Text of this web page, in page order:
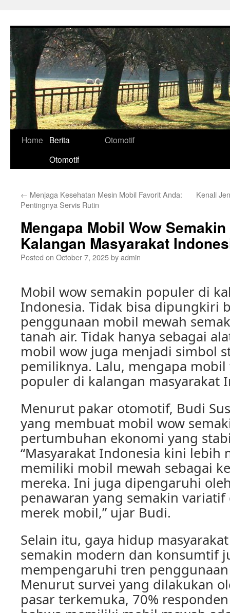
Home
Berita
Otomotif
Otomotif
← Menjaga Kesehatan Mesin Mobil Favorit Anda:
Pentingnya Servis Rutin
Kenali
Mengapa Mobil Wow
Kalangan Masyarakat
Posted on October 7, 2025byadmin
Mobil wow semakin populer di
Indonesia. Tidak bisa dipungkiri
penggunaan mobil mewah
tanah air. Tidak hanya sebagai
mobil wow juga menjadi simbol
pemiliknya. Lalu, mengapa
populer di kalangan masyarakat
Menurut pakar otomotif, Budi
yang membuat mobil wow
pertumbuhan ekonomi yang
“Masyarakat Indonesia kini lebih
memiliki mobil mewah sebagai
mereka. Ini juga dipengaruhi
penawaran yang semakin
merek mobil,” ujar Budi.
Selain itu, gaya hidup
semakin modern dan konsumtif
mempengaruhi tren
Menurut survei yang dilakukan
pasar terkemuka, 70%